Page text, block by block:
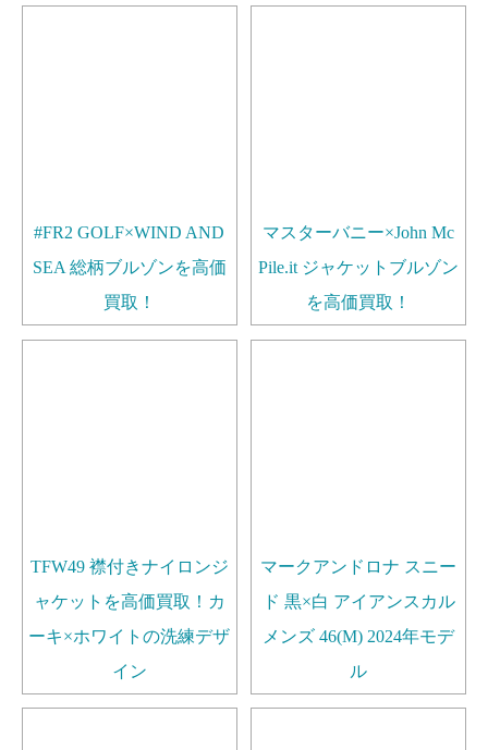
#FR2 GOLF×WIND AND
SEA 総柄ブルゾンを高価
買取！
マスターバニー×John Mc
Pile.it ジャケットブルゾン
を高価買取！
TFW49 襟付きナイロンジ
ャケットを高価買取！カ
ーキ×ホワイトの洗練デザ
イン
マークアンドロナ スニー
ド 黒×白 アイアンスカル
メンズ 46(M) 2024年モデ
ル